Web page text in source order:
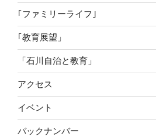
｢ファミリーライフ｣
｢教育展望」
「石川自治と教育」
アクセス
イベント
バックナンバー